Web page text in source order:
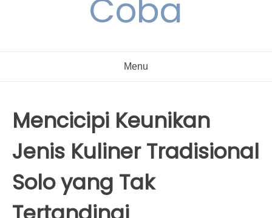
Coba
Menu
Mencicipi Keunikan
Jenis Kuliner Tradisional
Solo yang Tak